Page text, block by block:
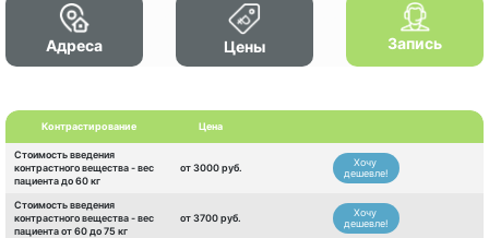
Адреса Цены Запись
Контрастирование Цена
Стоимость введения
контрастного вещества - вес
пациента до 60 кг
от 3000 руб.
Хочу
дешевле!
Стоимость введения
контрастного вещества - вес
пациента от 60 до 75 кг
от 3700 руб.
Хочу
дешевле!